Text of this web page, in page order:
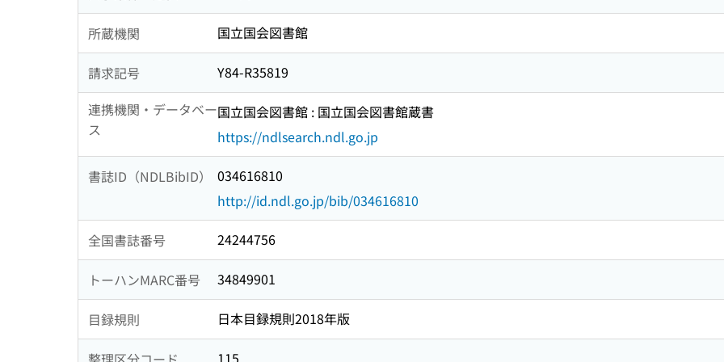
所蔵機関 国立国会図書館
請求記号
Y84-R35819
連携機関・データベー
ス
国立国会図書館 : 国立国会図書館蔵書
https://ndlsearch.ndl.go.jp
書誌ID（NDLBibID）
034616810
http://id.ndl.go.jp/bib/034616810
全国書誌番号 24244756
トーハンMARC番号 34849901
目録規則 日本目録規則2018年版
115